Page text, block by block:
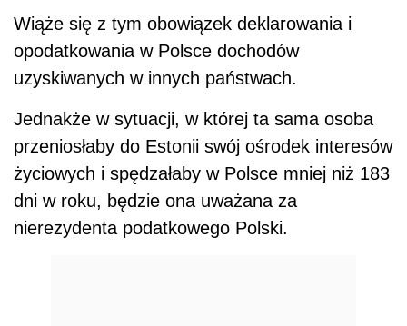
Wiąże się z tym obowiązek deklarowania i
opodatkowania w Polsce dochodów
uzyskiwanych w innych państwach.
Jednakże w sytuacji, w której ta sama osoba
przeniosłaby do Estonii swój ośrodek interesów
życiowych i spędzałaby w Polsce mniej niż 183
dni w roku, będzie ona uważana za
nierezydenta podatkowego Polski.